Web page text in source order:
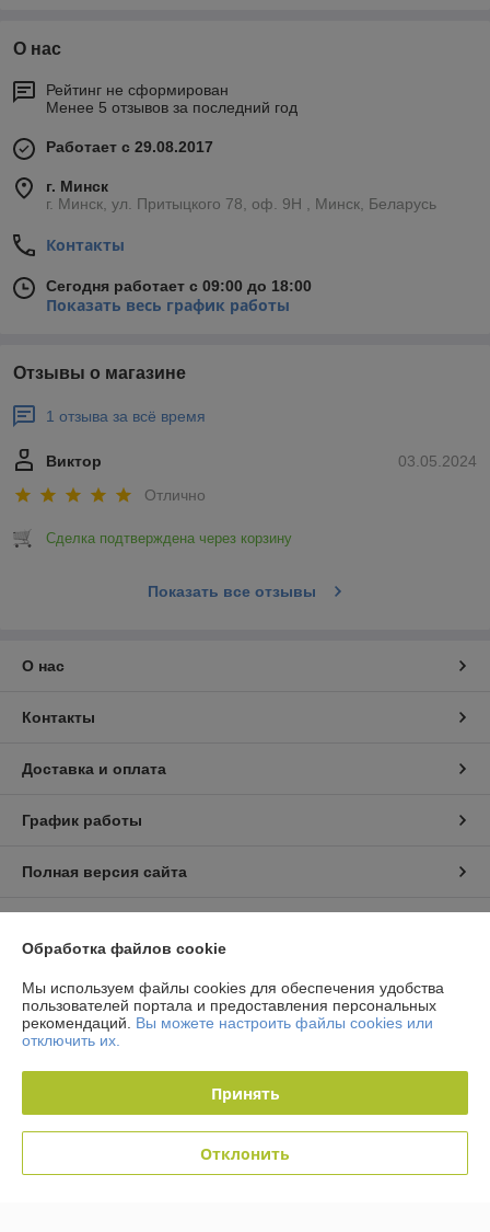
О нас
Рейтинг не сформирован
Менее 5 отзывов за последний год
Работает с 29.08.2017
г. Минск
г. Минск, ул. Притыцкого 78, оф. 9Н , Минск, Беларусь
Контакты
Сегодня работает с 09:00 до 18:00
Показать весь график работы
Отзывы о магазине
1 отзыва за всё время
03.05.2024
Виктор
Отлично
Сделка подтверждена через корзину
Показать все отзывы
О нас
Контакты
Доставка и оплата
График работы
Полная версия сайта
Информация для покупателя
г. Минск, ул. Тимошенко 8, оф 9Н
УНП: 192944757
Обработка файлов cookie
Мы используем файлы cookies для обеспечения удобства
пользователей портала и предоставления персональных
рекомендаций. Вы можете настроить файлы cookies или
отключить их.
Принять
Отклонить